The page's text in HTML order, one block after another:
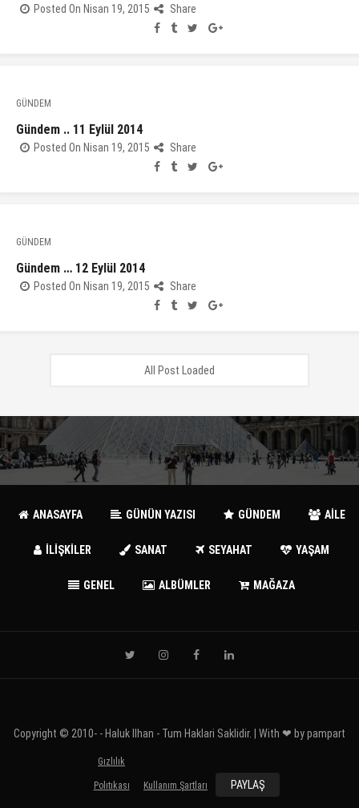
Posted On Nisan 19, 2015 Share
GÜNDEM
Gündem .. 11 Eylül 2014
Posted On Nisan 19, 2015 Share
GÜNDEM
Gündem … 12 Eylül 2014
Posted On Nisan 19, 2015 Share
All Post Loaded
ANASAYFA GÜNÜN YAZISI GÜNDEM AİLE
İLİŞKİLER SANAT SEYAHAT YAŞAM
GENEL ALBÜMLER MAĞAZA
Copyright © 2010- - Haluk Ilhan - Tum Haklari Saklidir. | With ❤ bypampart
Gızlılık
Polıtıkası Kullanım Şartları PAYLAŞ